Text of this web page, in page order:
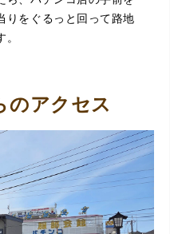
安心できるお店であると
にも関わらず、とても親
っていた以上の信用でき
い取って頂きました。あ
りをぐるっと回って路地
のアクセス